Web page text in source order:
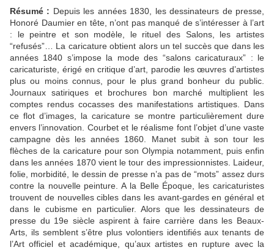
Résumé : Depuis les années 1830, les dessinateurs de presse,
Honoré Daumier en tête, n’ont pas manqué de s’intéresser à l’art
: le peintre et son modèle, le rituel des Salons, les artistes
“refusés”… La caricature obtient alors un tel succès que dans les
années 1840 s’impose la mode des “salons caricaturaux” : le
caricaturiste, érigé en critique d’art, parodie les œuvres d’artistes
plus ou moins connus, pour le plus grand bonheur du public.
Journaux satiriques et brochures bon marché multiplient les
comptes rendus cocasses des manifestations artistiques. Dans
ce flot d’images, la caricature se montre particulièrement dure
envers l’innovation. Courbet et le réalisme font l’objet d’une vaste
campagne dès les années 1860. Manet subit à son tour les
flèches de la caricature pour son Olympia notamment, puis enfin
dans les années 1870 vient le tour des impressionnistes. Laideur,
folie, morbidité, le dessin de presse n’a pas de “mots” assez durs
contre la nouvelle peinture. A la Belle Époque, les caricaturistes
trouvent de nouvelles cibles dans les avant-gardes en général et
dans le cubisme en particulier. Alors que les dessinateurs de
presse du 19e siècle aspirent à faire carrière dans les Beaux-
Arts, ils semblent s’être plus volontiers identifiés aux tenants de
l’Art officiel et académique, qu’aux artistes en rupture avec la